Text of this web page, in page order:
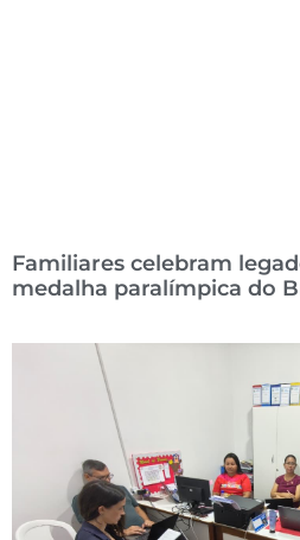
Familiares celebram
medalha paralímpica do